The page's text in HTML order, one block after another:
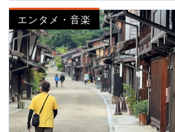
エンタメ・音楽